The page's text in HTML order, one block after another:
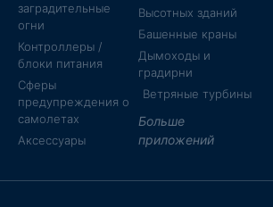
заградительные
огни
Контроллеры /
блоки питания
Сферы
предупреждения о
самолетах
Аксессуары
Высотных зданий
Башенные краны
Дымоходы и
градирни
Ветряные турбины
Больше
приложений